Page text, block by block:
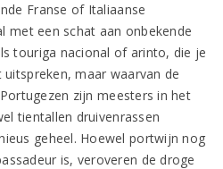
Franse of Italiaanse
met een schat aan onbekende
touriga nacional of arinto, die je
maar waarvan de
zijn meesters in het
tientallen druivenrassen
geheel. Hoewel portwijn nog
is, veroveren de droge